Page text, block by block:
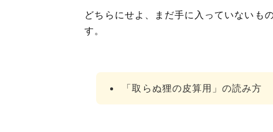
どちらにせよ、まだ手に入っていないも
す。
「取らぬ狸の皮算用」の読み方